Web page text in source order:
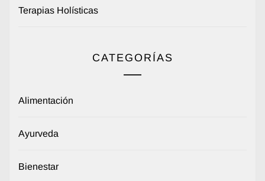
Terapias Holísticas
CATEGORÍAS
Alimentación
Ayurveda
Bienestar